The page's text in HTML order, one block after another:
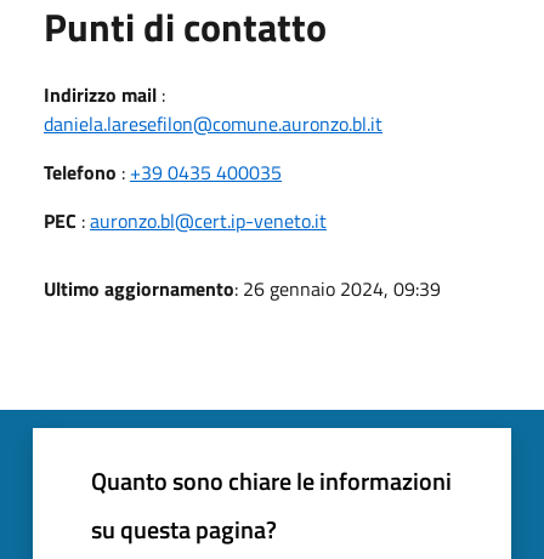
Punti di contatto
Indirizzo mail :
daniela.laresefilon@comune.auronzo.bl.it
Telefono : +39 0435 400035
PEC :auronzo.bl@cert.ip-veneto.it
Ultimo aggiornamento: 26 gennaio 2024, 09:39
Quanto sono chiare le informazioni
su questa pagina?